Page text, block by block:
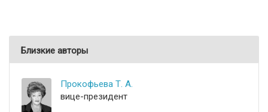
Близкие авторы
Прокофьева Т. А.
вице-президент